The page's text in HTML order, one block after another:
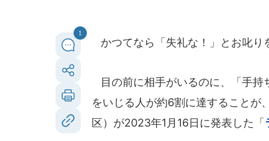
1
かつてなら「失礼な！」とお叱り
目の前に相手がいるのに、「手持
をいじる人が約6割に達することが
区）が2023年1月16日に発表した「